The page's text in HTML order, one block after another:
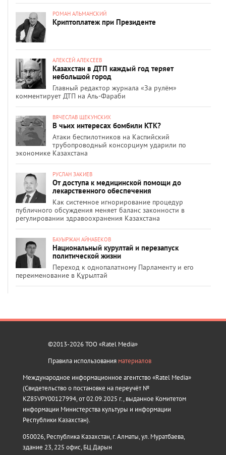
РОМАН АЛЬМАНСКИЙ
Криптоплатеж при Президенте
АЛЕКСЕЙ АЛЕКСЕЕВ
Казахстан в ДТП каждый год теряет
небольшой город
Главный редактор журнала «За рулём»
комментирует ДТП на Аль-Фараби
ВЯЧЕСЛАВ ЩЕКУНСКИХ
В чьих интересах бомбили КТК?
Атаки беспилотников на Каспийский
трубопроводный консорциум ударили по
экономике Казахстана
РУСЛАН ЗАКИЕВ
От доступа к медицинской помощи до
лекарственного обеспечения
Как системное игнорирование процедур
публичного обсуждения меняет баланс законности в
регулировании здравоохранения Казахстана
БАУЫРЖАН АЙНАБЕКОВ
Национальный курултай и перезапуск
политической жизни
Переход к однопалатному Парламенту и его
переименование в Құрылтай
©2013-2026 ТОО «Ratel Media»
Правила использования материалов
Международное информационное агентство «Ratel Media»
(Свидетельство о постановке на переучёт №
KZ85VPY00127994, от 02.09.2025 г., выданное Комитетом
информации Министерства культуры и информации
Республики Казахстан).
050026, Республика Казахстан, г. Алматы, ул. Муратбаева,
здание 23, 225 офис, БЦ Дарын